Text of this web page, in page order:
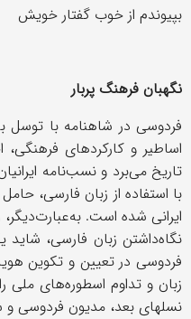
بپیوندم از خوب گفتار خویش
نگهبان فرهنگ پربار
فردوسی در شاهنامه با توسل
اساطیر و کارکردهای فرهنگی،
تاریخ می‌برد و نسب‌نامه
با استفاده از زبان فارسی،
ایرانی شده است.
نگاه‌داشتن زبان فارسی، شاید
فردوسی در تعیین و تکوین
زبان و تداوم اسطوره‌های ملی
نسلهای بعد، مدیون فردوسی و